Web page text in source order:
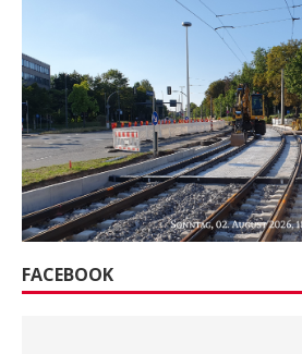
FACEBOOK